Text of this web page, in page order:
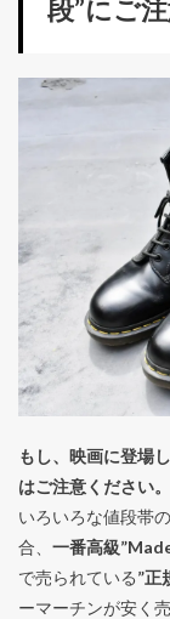
段”にご注
もし、映画に登場
はご注意ください。
いろいろな値段帯
合、 一番高級
で売られている”正
ーマーチンが安く